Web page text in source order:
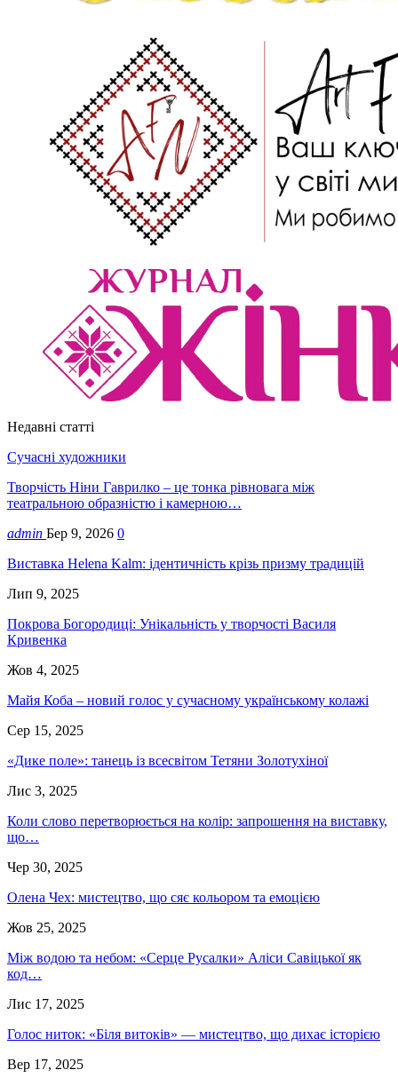
Недавні статті
Сучасні художники
Творчість Ніни Гаврилко – це тонка рівновага між
театральною образністю і камерною…
admin Бер 9, 2026 0
Виставка Helena Kalm: ідентичність крізь призму традицій
Лип 9, 2025
Покрова Богородиці: Унікальність у творчості Василя
Кривенка
Жов 4, 2025
Майя Коба – новий голос у сучасному українському колажі
Сер 15, 2025
«Дике поле»: танець із всесвітом Тетяни Золотухіної
Лис 3, 2025
Коли слово перетворюється на колір: запрошення на виставку,
що…
Чер 30, 2025
Олена Чех: мистецтво, що сяє кольором та емоцією
Жов 25, 2025
Між водою та небом: «Серце Русалки» Аліси Савіцької як
код…
Лис 17, 2025
Голос ниток: «Біля витоків» — мистецтво, що дихає історією
Вер 17, 2025